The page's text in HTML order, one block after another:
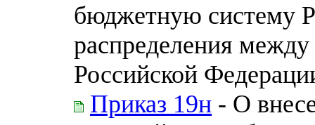
бюджетную систему
распределения
Российской
Приказ 19н - О